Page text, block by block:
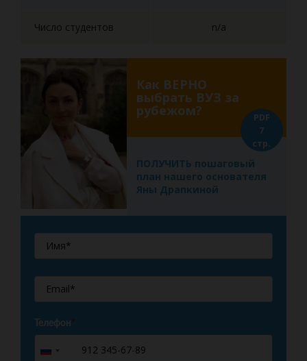
Число студентов n/a
Как ВЕРНО
выбрать ВУЗ за
рубежом?
ПОЛУЧИТЬ пошаговый
план нашего основателя
Яны Драпкиной
PDF
7
стр.
Телефон*
Russia